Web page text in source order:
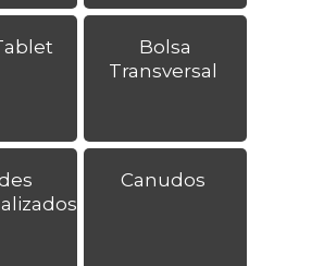
Bolsa
Transversal
Canudos